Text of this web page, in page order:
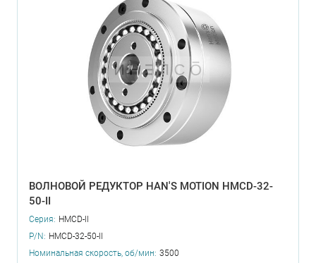
ВОЛНОВОЙ РЕДУКТОР HAN'S MOTION HMCD-32-
50-II
Серия: HMCD-II
P/N: HMCD-32-50-II
Номинальная скорость, об/мин: 3500